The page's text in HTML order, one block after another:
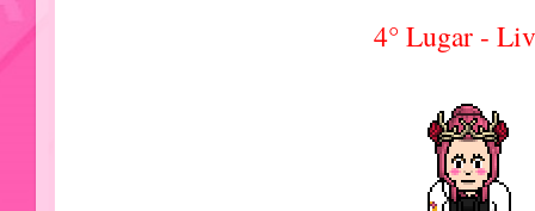
4° Lugar -